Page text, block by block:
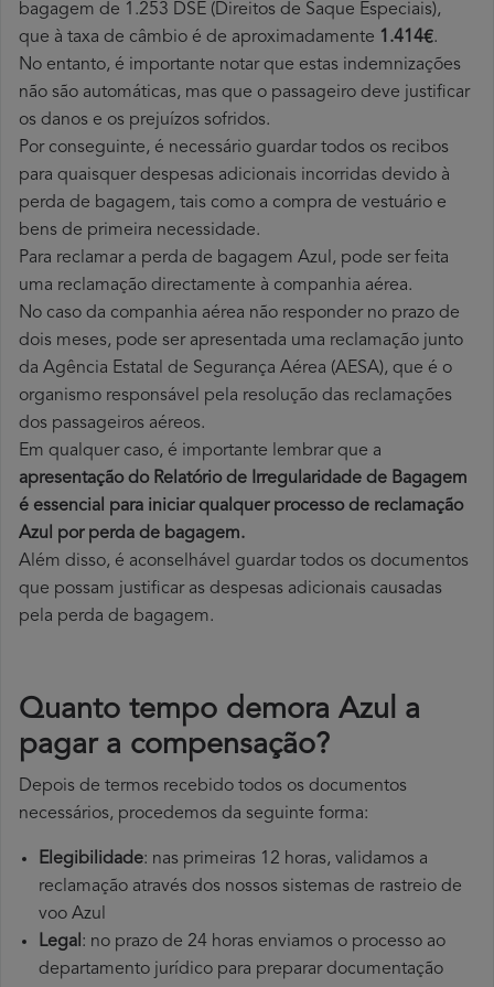
bagagem de 1.253 DSE (Direitos de Saque Especiais),
que à taxa de câmbio é de aproximadamente 1.414€.
No entanto, é importante notar que estas indemnizações
não são automáticas, mas que o passageiro deve justificar
os danos e os prejuízos sofridos.
Por conseguinte, é necessário guardar todos os recibos
para quaisquer despesas adicionais incorridas devido à
perda de bagagem, tais como a compra de vestuário e
bens de primeira necessidade.
Para reclamar a perda de bagagem Azul, pode ser feita
uma reclamação directamente à companhia aérea.
No caso da companhia aérea não responder no prazo de
dois meses, pode ser apresentada uma reclamação junto
da Agência Estatal de Segurança Aérea (AESA), que é o
organismo responsável pela resolução das reclamações
dos passageiros aéreos.
Em qualquer caso, é importante lembrar que a
apresentação do Relatório de Irregularidade de Bagagem
é essencial para iniciar qualquer processo de reclamação
Azul por perda de bagagem.
Além disso, é aconselhável guardar todos os documentos
que possam justificar as despesas adicionais causadas
pela perda de bagagem.
Quanto tempo demora Azul a
pagar a compensação?
Depois de termos recebido todos os documentos
necessários, procedemos da seguinte forma:
Elegibilidade: nas primeiras 12 horas, validamos a
reclamação através dos nossos sistemas de rastreio de
voo Azul
Legal: no prazo de 24 horas enviamos o processo ao
departamento jurídico para preparar documentação